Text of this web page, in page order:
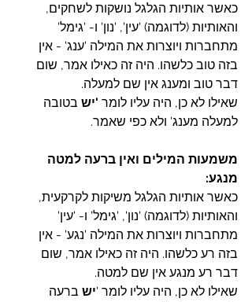
כאשר אותיות הגלגל נושקות לשחקים,
והאותיות (לדוגמה) 'עין', 'נון' ו- 'גימל'
מתחברות ויוצרות את המילה 'ענג' - אין
בזה טוב כלשהו. היה זה כאילו אמר, שום
דבר טוב ומענג אין שם למעלה.
שאילו לא כן, היה עליו לומר 'יש בטובה
למעלה מענג' ולא כפי שאמר.
משמעות המילים ואין ברעה למטה
מנגע:
כאשר אותיות הגלגל משיקות לקרקעית,
והאותיות (לדוגמה) 'נון', 'גימל' ו- 'עין'
מתחברות ויוצרות את המילה 'נגע' - אין
בזה רע כלשהו. היה זה כאילו אמר, שום
דבר רע מנגע אין שם למטה.
שאילו לא כן, היה עליו לומר 'יש ברעה